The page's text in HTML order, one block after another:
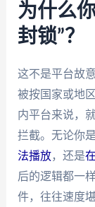
为什么
封锁”？
这不是平台故
被按国家或地
内平台来说，
拦截。无论你是
法播放，还是
后的逻辑都一
件，往往速度